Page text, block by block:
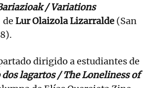
/ Variations
de Lur Olaizola Lizarralde (San
dirigido a estudiantes de
dos lagartos / The Loneliness of